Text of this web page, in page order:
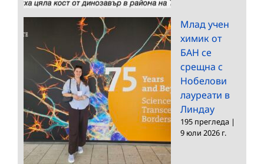
Млад учен
химик от
БАН се
срещна с
Нобелови
лауреати в
Линдау
195 прегледа |
9 юли 2026 г.